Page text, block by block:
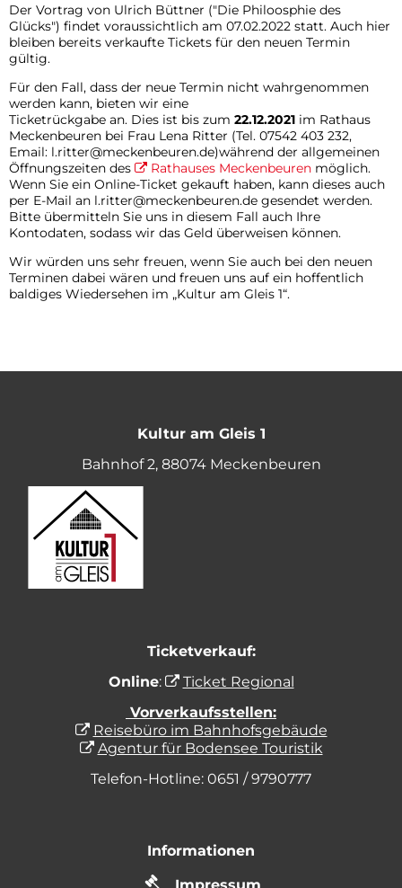
Der Vortrag von Ulrich Büttner ("Die Philoosphie des
Glücks") findet voraussichtlich am 07.02.2022 statt. Auch hier
bleiben bereits verkaufte Tickets für den neuen Termin
gültig.
Für den Fall, dass der neue Termin nicht wahrgenommen
werden kann, bieten wir eine
Ticketrückgabe an. Dies ist bis zum 22.12.2021 im Rathaus
Meckenbeuren bei Frau Lena Ritter (Tel. 07542 403 232,
Email: l.ritter@meckenbeuren.de)während der allgemeinen
Öffnungszeiten des
Rathauses Meckenbeurenmöglich.
Wenn Sie ein Online-Ticket gekauft haben, kann dieses auch
per E-Mail an l.ritter@meckenbeuren.de gesendet werden.
Bitte übermitteln Sie uns in diesem Fall auch Ihre
Kontodaten, sodass wir das Geld überweisen können.
Wir würden uns sehr freuen, wenn Sie auch bei den neuen
Terminen dabei wären und freuen uns auf ein hoffentlich
baldiges Wiedersehen im „Kultur am Gleis 1“.
Kultur am Gleis 1
Bahnhof 2, 88074 Meckenbeuren
Ticketverkauf:
Online:
Ticket Regional
Vorverkaufsstellen:
Reisebüro im Bahnhofsgebäude
Agentur für Bodensee Touristik
Telefon-Hotline: 0651 / 9790777
Informationen
Impressum